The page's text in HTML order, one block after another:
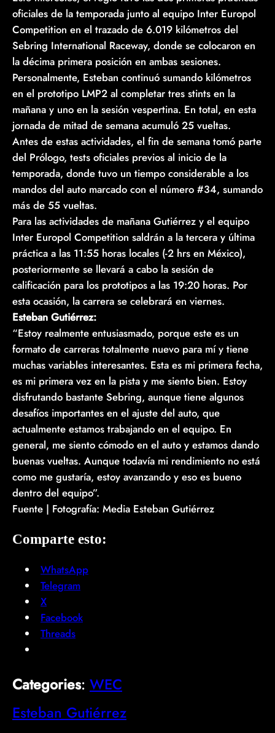
oficiales de la temporada junto al equipo Inter Europol
Competition en el trazado de 6.019 kilómetros del
Sebring International Raceway, donde se colocaron en
la décima primera posición en ambas sesiones.
Personalmente, Esteban continuó sumando kilómetros
en el prototipo LMP2 al completar tres stints en la
mañana y uno en la sesión vespertina. En total, en esta
jornada de mitad de semana acumuló 25 vueltas.
Antes de estas actividades, el fin de semana tomó parte
del Prólogo, tests oficiales previos al inicio de la
temporada, donde tuvo un tiempo considerable a los
mandos del auto marcado con el número #34, sumando
más de 55 vueltas.
Para las actividades de mañana Gutiérrez y el equipo
Inter Europol Competition saldrán a la tercera y última
práctica a las 11:55 horas locales (-2 hrs en México),
posteriormente se llevará a cabo la sesión de
calificación para los prototipos a las 19:20 horas. Por
esta ocasión, la carrera se celebrará en viernes.
Esteban Gutiérrez:
“Estoy realmente entusiasmado, porque este es un
formato de carreras totalmente nuevo para mí y tiene
muchas variables interesantes. Esta es mi primera fecha,
es mi primera vez en la pista y me siento bien. Estoy
disfrutando bastante Sebring, aunque tiene algunos
desafíos importantes en el ajuste del auto, que
actualmente estamos trabajando en el equipo. En
general, me siento cómodo en el auto y estamos dando
buenas vueltas. Aunque todavía mi rendimiento no está
como me gustaría, estoy avanzando y eso es bueno
dentro del equipo”.
Fuente | Fotografía: Media Esteban Gutiérrez
Comparte esto:
WhatsApp
Telegram
X
Facebook
Threads
Categories: WEC
Esteban Gutiérrez